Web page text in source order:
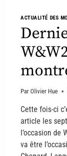
ACTUALITÉ DES
Par Olivier Hue
Cette fois-ci
article les
l’occasion de
va être